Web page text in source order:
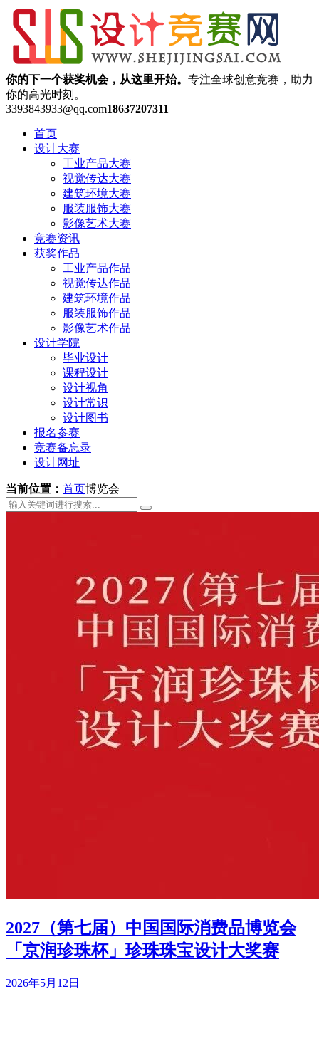
你的下一个获奖机会，从这里开始。 专注全球创意竞赛，助力
你的高光时刻。
3393843933@qq.com18637207311
首页
设计大赛
工业产品大赛
视觉传达大赛
建筑环境大赛
服装服饰大赛
影像艺术大赛
竞赛资讯
获奖作品
工业产品作品
视觉传达作品
建筑环境作品
服装服饰作品
影像艺术作品
设计学院
毕业设计
课程设计
设计视角
设计常识
设计图书
报名参赛
竞赛备忘录
设计网址
当前位置： 首页博览会
2027（第七届）中国国际消费品博览会
「京润珍珠杯」珍珠珠宝设计大奖赛
2026年5月12日